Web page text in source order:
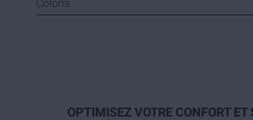
Coloris
OPTIMISEZ VOTRE CONFORT